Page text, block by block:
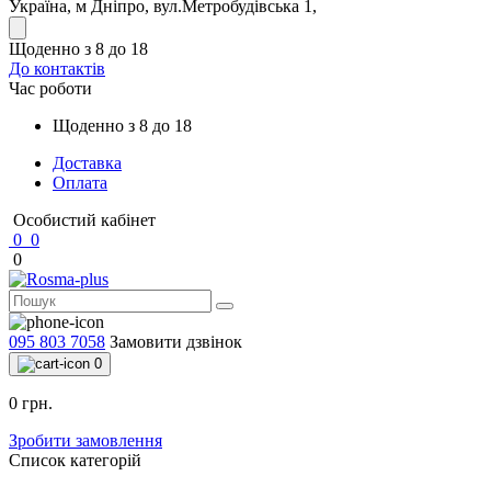
Україна, м Дніпро, вул.Метробудівська 1,
Щоденно з 8 до 18
До контактів
Час роботи
Щоденно з 8 до 18
Доставка
Оплата
Особистий кабінет
0 0
0
095 803 7058 Замовити дзвінок
0
0 грн.
Зробити замовлення
Список категорій